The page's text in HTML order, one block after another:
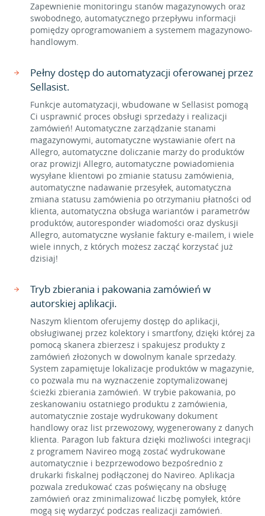
Zapewnienie monitoringu stanów magazynowych oraz
swobodnego, automatycznego przepływu informacji
pomiędzy oprogramowaniem a systemem magazynowo-
handlowym.
Pełny dostęp do automatyzacji oferowanej przez
Sellasist.
Funkcje automatyzacji, wbudowane w Sellasist pomogą
Ci usprawnić proces obsługi sprzedaży i realizacji
zamówień! Automatyczne zarządzanie stanami
magazynowymi, automatyczne wystawianie ofert na
Allegro, automatyczne doliczanie marży do produktów
oraz prowizji Allegro, automatyczne powiadomienia
wysyłane klientowi po zmianie statusu zamówienia,
automatyczne nadawanie przesyłek, automatyczna
zmiana statusu zamówienia po otrzymaniu płatności od
klienta, automatyczna obsługa wariantów i parametrów
produktów, autoresponder wiadomości oraz dyskusji
Allegro, automatyczne wysłanie faktury e-mailem, i wiele
wiele innych, z których możesz zacząć korzystać już
dzisiaj!
Tryb zbierania i pakowania zamówień w
autorskiej aplikacji.
Naszym klientom oferujemy dostęp do aplikacji,
obsługiwanej przez kolektory i smartfony, dzięki której za
pomocą skanera zbierzesz i spakujesz produkty z
zamówień złożonych w dowolnym kanale sprzedaży.
System zapamiętuje lokalizacje produktów w magazynie,
co pozwala mu na wyznaczenie zoptymalizowanej
ścieżki zbierania zamówień. W trybie pakowania, po
zeskanowaniu ostatniego produktu z zamówienia,
automatycznie zostaje wydrukowany dokument
handlowy oraz list przewozowy, wygenerowany z danych
klienta. Paragon lub faktura dzięki możliwości integracji
z programem Navireo mogą zostać wydrukowane
automatycznie i bezprzewodowo bezpośrednio z
drukarki fiskalnej podłączonej do Navireo. Aplikacja
pozwala zredukować czas poświęcany na obsługę
zamówień oraz zminimalizować liczbę pomyłek, które
mogą się wydarzyć podczas realizacji zamówień.